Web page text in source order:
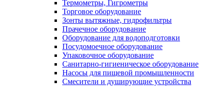
Термометры, Гигрометры
Торговое оборудование
Зонты вытяжные, гидрофильтры
Прачечное оборудование
Оборудование для водоподготовки
Посудомоечное оборудование
Упаковочное оборудование
Санитарно-гигиеническое оборудование
Насосы для пищевой промышленности
Смесители и душирующие устройства